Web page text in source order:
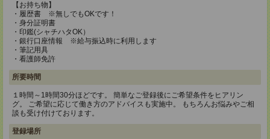
【お持ち物】
・履歴書 ※無しでもOKです！
・身分証明書
・印鑑(シャチハタOK）
・銀行口座情報 ※給与振込時に利用します
・筆記用具
・看護師免許
所要時間
１時間～1時間30分ほどです。 簡単なご登録後にご希望条件をヒアリン
グ。 ご希望に応じて働き方のアドバイスも実施中。 もちろんお悩みやご相
談も受け付けております。
登録場所